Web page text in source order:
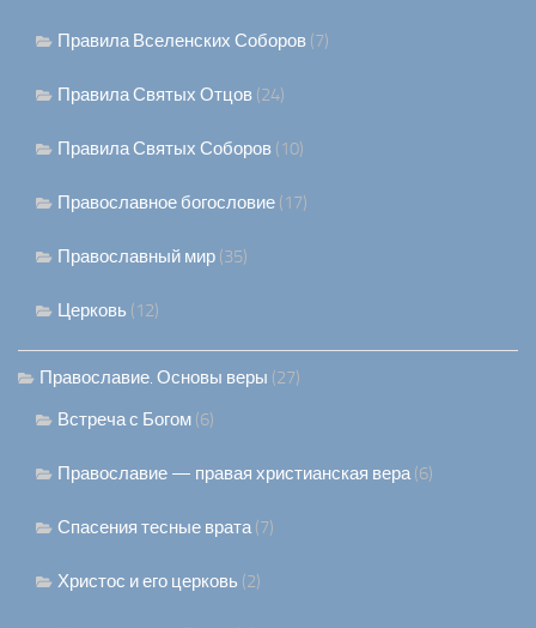
Правила Вселенских Соборов (7)
Правила Святых Отцов (24)
Правила Святых Соборов (10)
Православное богословие (17)
Православный мир (35)
Церковь (12)
Православие. Основы веры (27)
Встреча с Богом (6)
Православие — правая христианская вера(6)
Спасения тесные врата(7)
Христос и его церковь (2)